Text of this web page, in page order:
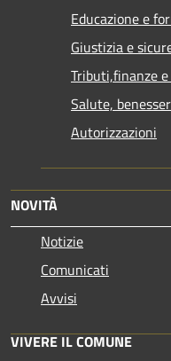
Educazione e
Giustizia e
Tributi,finanze
Salute,
Autorizzazioni
NOVITÀ
Notizie
Comunicati
Avvisi
VIVERE IL COMUNE